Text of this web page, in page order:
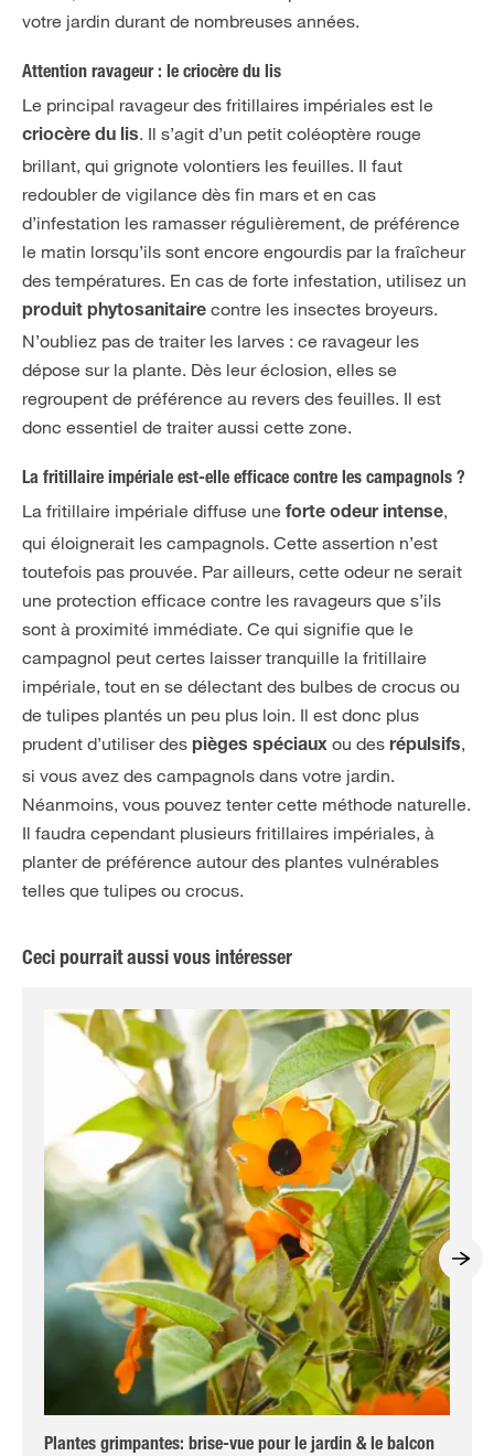
votre jardin durant de nombreuses années.
Attention ravageur : le criocère du lis
Le principal ravageur des fritillaires impériales est le
criocère du lis. Il s’agit d’un petit coléoptère rouge
brillant, qui grignote volontiers les feuilles. Il faut
redoubler de vigilance dès fin mars et en cas
d’infestation les ramasser régulièrement, de préférence
le matin lorsqu’ils sont encore engourdis par la fraîcheur
des températures. En cas de forte infestation, utilisez un
produit phytosanitaire contre les insectes broyeurs.
N’oubliez pas de traiter les larves : ce ravageur les
dépose sur la plante. Dès leur éclosion, elles se
regroupent de préférence au revers des feuilles. Il est
donc essentiel de traiter aussi cette zone.
La fritillaire impériale est-elle efficace contre les campagnols ?
La fritillaire impériale diffuse une forte odeur intense,
qui éloignerait les campagnols. Cette assertion n’est
toutefois pas prouvée. Par ailleurs, cette odeur ne serait
une protection efficace contre les ravageurs que s’ils
sont à proximité immédiate. Ce qui signifie que le
campagnol peut certes laisser tranquille la fritillaire
impériale, tout en se délectant des bulbes de crocus ou
de tulipes plantés un peu plus loin. Il est donc plus
prudent d’utiliser des pièges spéciaux ou des répulsifs,
si vous avez des campagnols dans votre jardin.
Néanmoins, vous pouvez tenter cette méthode naturelle.
Il faudra cependant plusieurs fritillaires impériales, à
planter de préférence autour des plantes vulnérables
telles que tulipes ou crocus.
Ceci pourrait aussi vous intéresser
Plantes grimpantes: brise-vue pour le jardin & le balcon